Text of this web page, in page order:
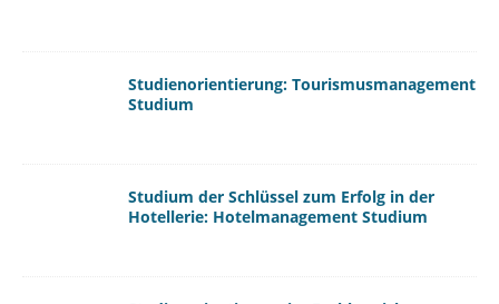
Studienorientierung: Tourismusmanagement
Studium
Studium der Schlüssel zum Erfolg in der
Hotellerie: Hotelmanagement Studium